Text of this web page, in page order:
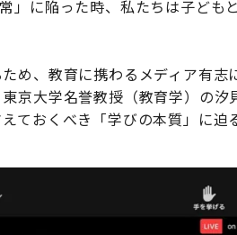
」に陥った時、私たちは子ども
め、教育に携わるメディア有志
京大学名誉教授（教育学）の汐
ておくべき「学びの本質」に迫